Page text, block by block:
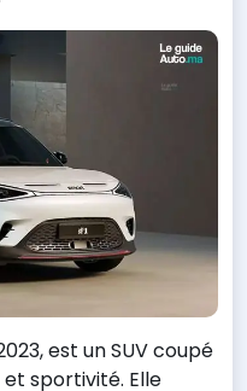
est un SUV coupé
sportivité. Elle